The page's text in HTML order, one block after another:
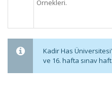
Örnekleri.
Kadir Has
ve 16. hafta sınav